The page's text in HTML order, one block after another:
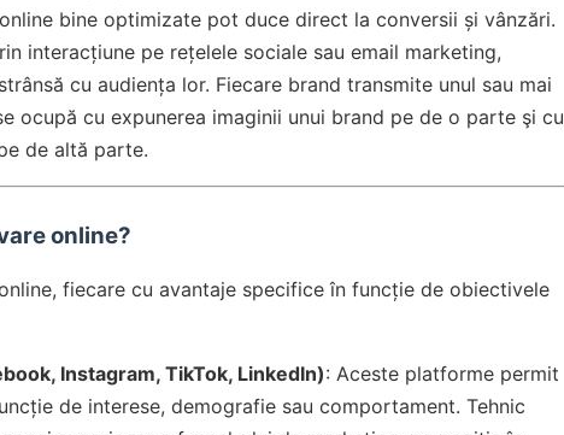
bine optimizate pot duce direct la conversii și vânzări.
interacțiune pe rețelele sociale sau email marketing,
cu audiența lor. Fiecare brand transmite unul sau mai
ocupă cu expunerea imaginii unui brand pe de o parte şi cu
de altă parte.
online?
fiecare cu avantaje specifice în funcție de obiectivele
Instagram, TikTok, LinkedIn): Aceste platforme permit
de interese, demografie sau comportament. Tehnic